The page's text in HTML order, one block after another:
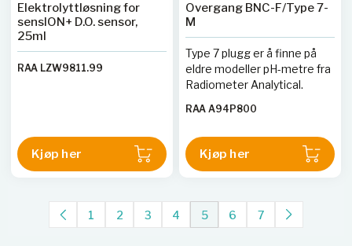
Elektrolyttløsning for
sensION+ D.O. sensor,
25ml
RAA LZW9811.99
Kjøp her
Overgang BNC-F/Type 7-
M
Type 7 plugg er å finne på
eldre modeller pH-metre fra
Radiometer Analytical.
RAA A94P800
Kjøp her
1 2 3 4 5 6 7